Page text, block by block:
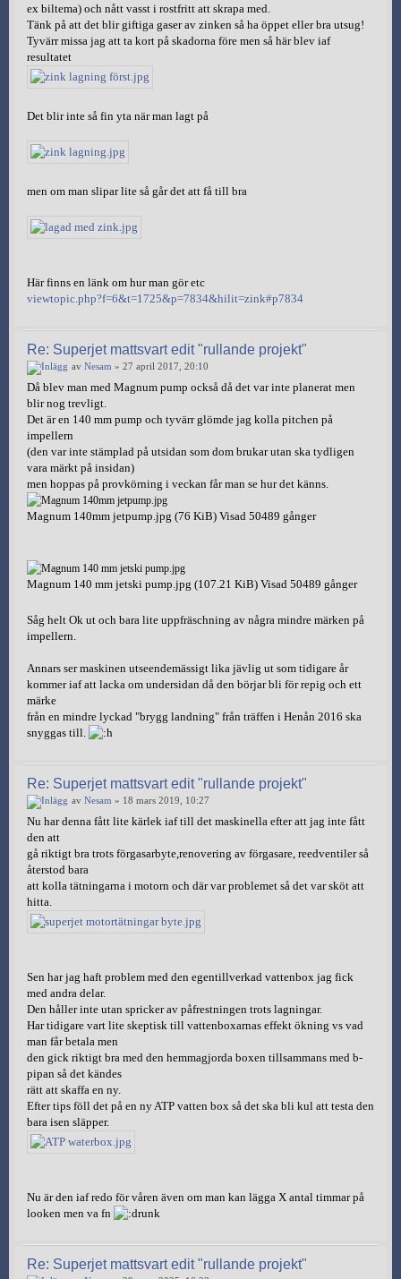
ex biltema) och nått vasst i rostfritt att skrapa med.
Tänk på att det blir giftiga gaser av zinken så ha öppet eller bra utsug!
Tyvärr missa jag att ta kort på skadorna före men så här blev iaf
resultatet
Det blir inte så fin yta när man lagt på
men om man slipar lite så går det att få till bra
Här finns en länk om hur man gör etc
viewtopic.php?f=6&t=1725&p=7834&hilit=zink#p7834
Re: Superjet mattsvart edit "rullande projekt"
av Nesam » 27 april 2017, 20:10
Då blev man med Magnum pump också då det var inte planerat men
blir nog trevligt.
Det är en 140 mm pump och tyvärr glömde jag kolla pitchen på
impellern
(den var inte stämplad på utsidan som dom brukar utan ska tydligen
vara märkt på insidan)
men hoppas på provkörning i veckan får man se hur det känns.
Magnum 140mm jetpump.jpg (76 KiB) Visad 50489 gånger
Magnum 140 mm jetski pump.jpg (107.21 KiB) Visad 50489 gånger
Såg helt Ok ut och bara lite uppfräschning av några mindre märken på
impellern.
Annars ser maskinen utseendemässigt lika jävlig ut som tidigare år
kommer iaf att lacka om undersidan då den börjar bli för repig och ett
märke
från en mindre lyckad "brygg landning" från träffen i Henån 2016 ska
snyggas till.
Re: Superjet mattsvart edit "rullande projekt"
av Nesam » 18 mars 2019, 10:27
Nu har denna fått lite kärlek iaf till det maskinella efter att jag inte fått
den att
gå riktigt bra trots förgasarbyte,renovering av förgasare, reedventiler så
återstod bara
att kolla tätningarna i motorn och där var problemet så det var sköt att
hitta.
Sen har jag haft problem med den egentillverkad vattenbox jag fick
med andra delar.
Den håller inte utan spricker av påfrestningen trots lagningar.
Har tidigare vart lite skeptisk till vattenboxarnas effekt ökning vs vad
man får betala men
den gick riktigt bra med den hemmagjorda boxen tillsammans med b-
pipan så det kändes
rätt att skaffa en ny.
Efter tips föll det på en ny ATP vatten box så det ska bli kul att testa den
bara isen släpper.
Nu är den iaf redo för våren även om man kan lägga X antal timmar på
looken men va fn
Re: Superjet mattsvart edit "rullande projekt"